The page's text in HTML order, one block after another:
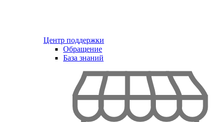
Центр поддержки
Обращение
База знаний